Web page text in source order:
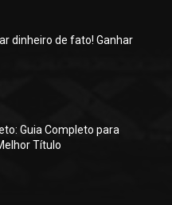
dinheiro de fato! Ganhar
Guia Completo para
Título